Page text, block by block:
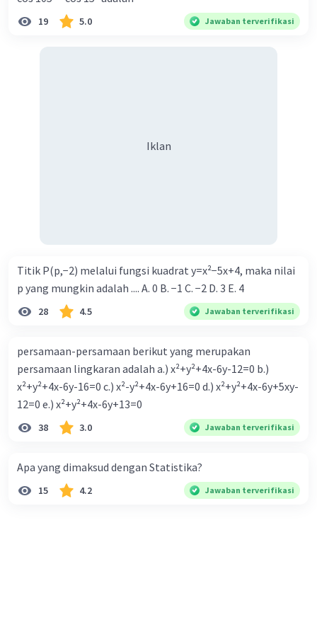
19 5.0 Jawaban terverifikasi
Iklan
Titik P(p,−2) melalui fungsi kuadrat y=x²−5x+4, maka nilai
p yang mungkin adalah .... A. 0 B. −1 C. −2 D. 3 E. 4
28 4.5 Jawaban terverifikasi
persamaan-persamaan berikut yang merupakan
persamaan lingkaran adalah a.) x²+y²+4x-6y-12=0 b.)
x²+y²+4x-6y-16=0 c.) x²-y²+4x-6y+16=0 d.) x²+y²+4x-6y+5xy-
12=0 e.) x²+y²+4x-6y+13=0
38 3.0 Jawaban terverifikasi
Apa yang dimaksud dengan Statistika?
15 4.2 Jawaban terverifikasi